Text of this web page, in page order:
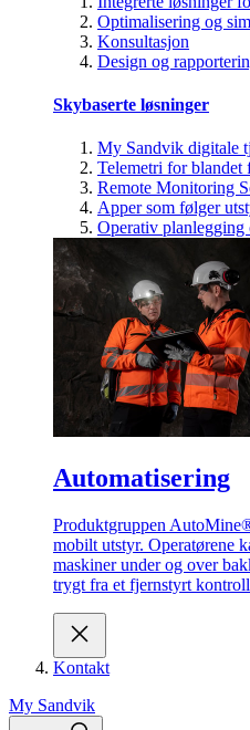
Optimalisering og
Konsultasjon
Design og
Skybaserte løsninger
My Sandvik digitale
Telemetri for blandet
Remote Monitoring
Apper som følger
Operativ
Automatisering
Produktgruppen
mobilt utstyr. Operatørene
maskiner under og over
trygt fra et fjernstyrt
Kontakt
My Sandvik